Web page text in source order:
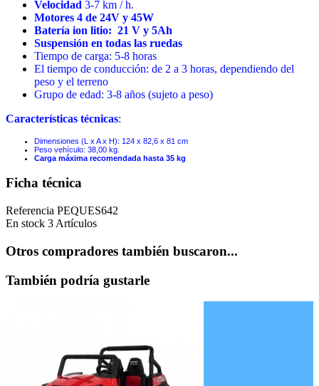
Velocidad 3-7 km / h.
Motores 4 de 24V y 45W
Batería ion litio: 21 V y 5Ah
Suspensión en todas las ruedas
Tiempo de carga: 5-8 horas
El tiempo de conducción: de 2 a 3 horas, dependiendo del
peso y el terreno
Grupo de edad: 3-8 años (sujeto a peso)
Características técnicas:
Dimensiones (L x A x H): 124 x 82,6 x 81 cm
Peso vehículo: 38,00 kg.
Carga máxima recomendada hasta 35 kg
Ficha técnica
Referencia PEQUES642
En stock 3 Artículos
Otros compradores también buscaron...
También podría gustarle